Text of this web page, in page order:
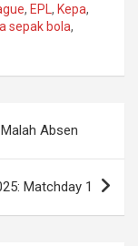
, EPL , Kepa,
sepak bola,
Absen
Matchday 1